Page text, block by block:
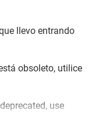
llevo entrando
obsoleto, utilice
use